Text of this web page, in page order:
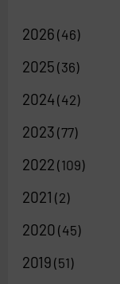
2026 (46)
2025 (36)
2024 (42)
2023 (77)
2022 (109)
2021 (2)
2020 (45)
2019 (51)